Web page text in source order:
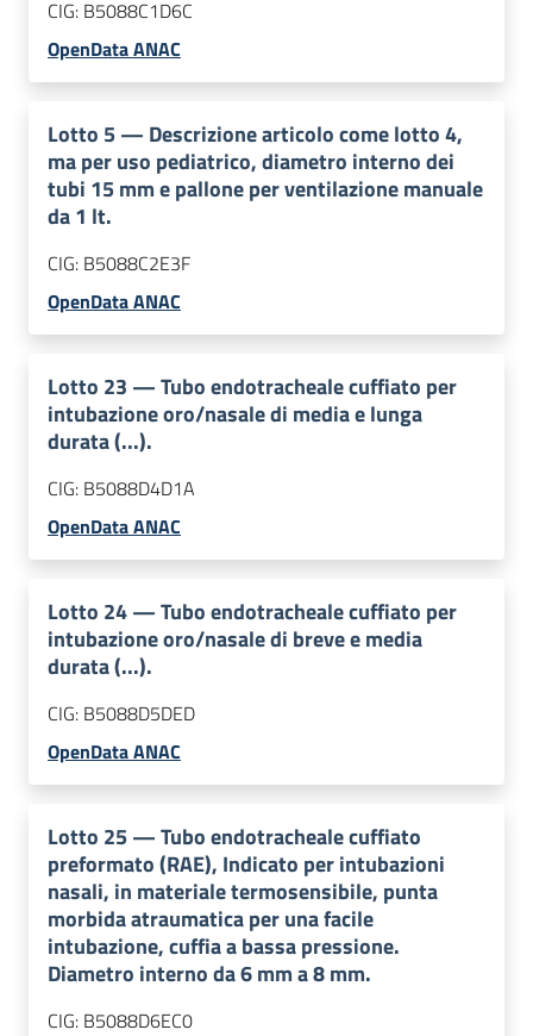
CIG: B5088C1D6C
OpenData ANAC
Lotto 5— Descrizione articolo come lotto 4,
ma per uso pediatrico, diametro interno dei
tubi 15 mm e pallone per ventilazione manuale
da 1 lt.
CIG: B5088C2E3F
OpenData ANAC
Lotto 23 —Tubo endotracheale cuffiato per
intubazione oro/nasale di media e lunga
durata (...).
CIG: B5088D4D1A
OpenData ANAC
Lotto 24—Tubo endotracheale cuffiato per
intubazione oro/nasale di breve e media
durata (...).
CIG: B5088D5DED
OpenData ANAC
Lotto 25—Tubo endotracheale cuffiato
preformato (RAE), Indicato per intubazioni
nasali, in materiale termosensibile, punta
morbida atraumatica per una facile
intubazione, cuffia a bassa pressione.
Diametro interno da 6 mm a 8 mm.
CIG: B5088D6EC0